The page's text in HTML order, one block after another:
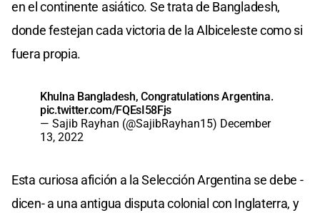
en el continente asiático. Se trata de Bangladesh,
donde festejan cada victoria de la Albiceleste como si
fuera propia.
Khulna Bangladesh, Congratulations Argentina.
pic.twitter.com/FQEsI58Fjs
— Sajib Rayhan (@SajibRayhan15) December
13, 2022
Esta curiosa afición a la Selección Argentina se debe -
dicen- a una antigua disputa colonial con Inglaterra, y